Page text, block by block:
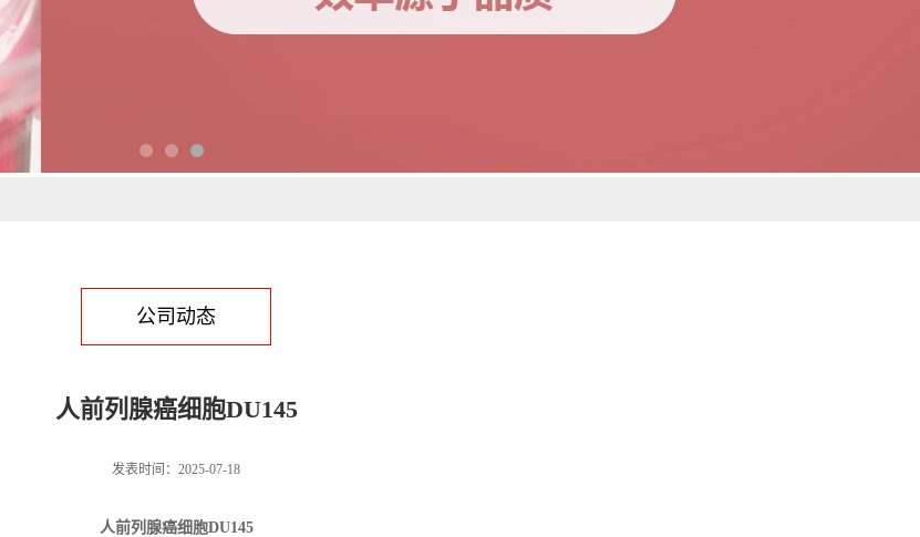
公司动态
人前列腺癌细胞DU145
发表时间：2025-07-18
人前列腺癌细胞DU145